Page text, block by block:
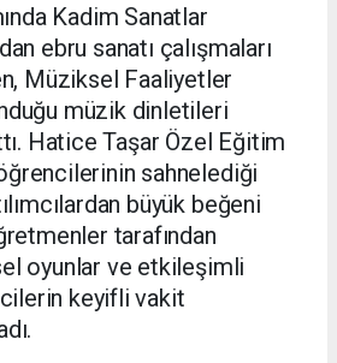
Kadim Sanatlar
ebru sanatı çalışmaları
Müziksel Faaliyetler
müzik dinletileri
Hatice Taşar Özel Eğitim
sahnelediği
büyük beğeni
tarafından
oyunlar ve etkileşimli
keyifli vakit